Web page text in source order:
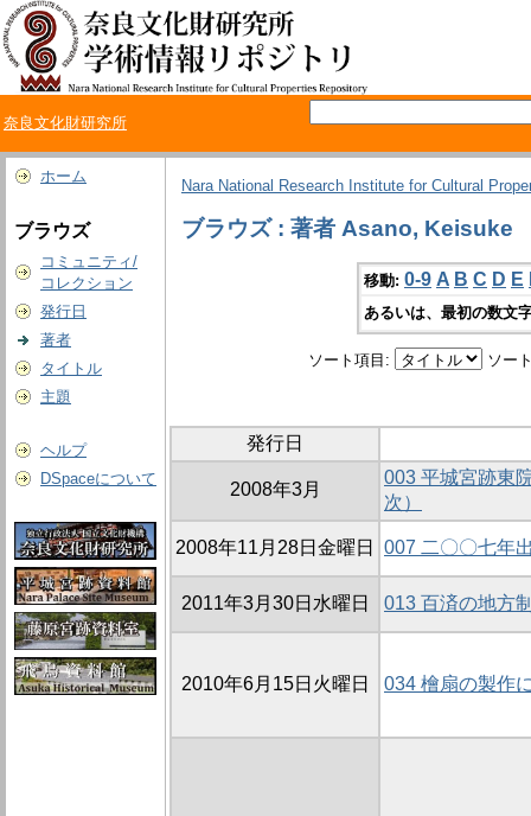
奈良文化財研究所
ホーム
ブラウズ
コミュニティ/
コレクション
発行日
著者
タイトル
主題
ヘルプ
DSpaceについて
Nara National Research Institute for Cultural
ブラウズ : 著者 Asano, Keisuke
移動: 0-9 A B C D E
あるいは、最初の数文
ソート項目: ソー
発行日
2008年3月
003 平城宮跡東
次）
2008年11月28日金曜日 007 二〇〇七年
2011年3月30日水曜日 013 百済の地方
2010年6月15日火曜日 034 檜扇の製作